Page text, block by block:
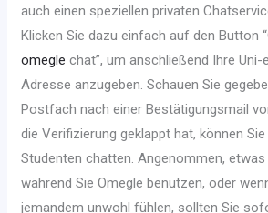
auch einen speziellen privaten
Klicken Sie dazu einfach auf den Button
omegle chat”, um anschließend Ihre Uni-
Adresse anzugeben. Schauen Sie
Postfach nach einer Bestätigungsmail
die Verifizierung geklappt hat, können
Studenten chatten. Angenommen,
während Sie Omegle benutzen, oder
jemandem unwohl fühlen, sollten Sie